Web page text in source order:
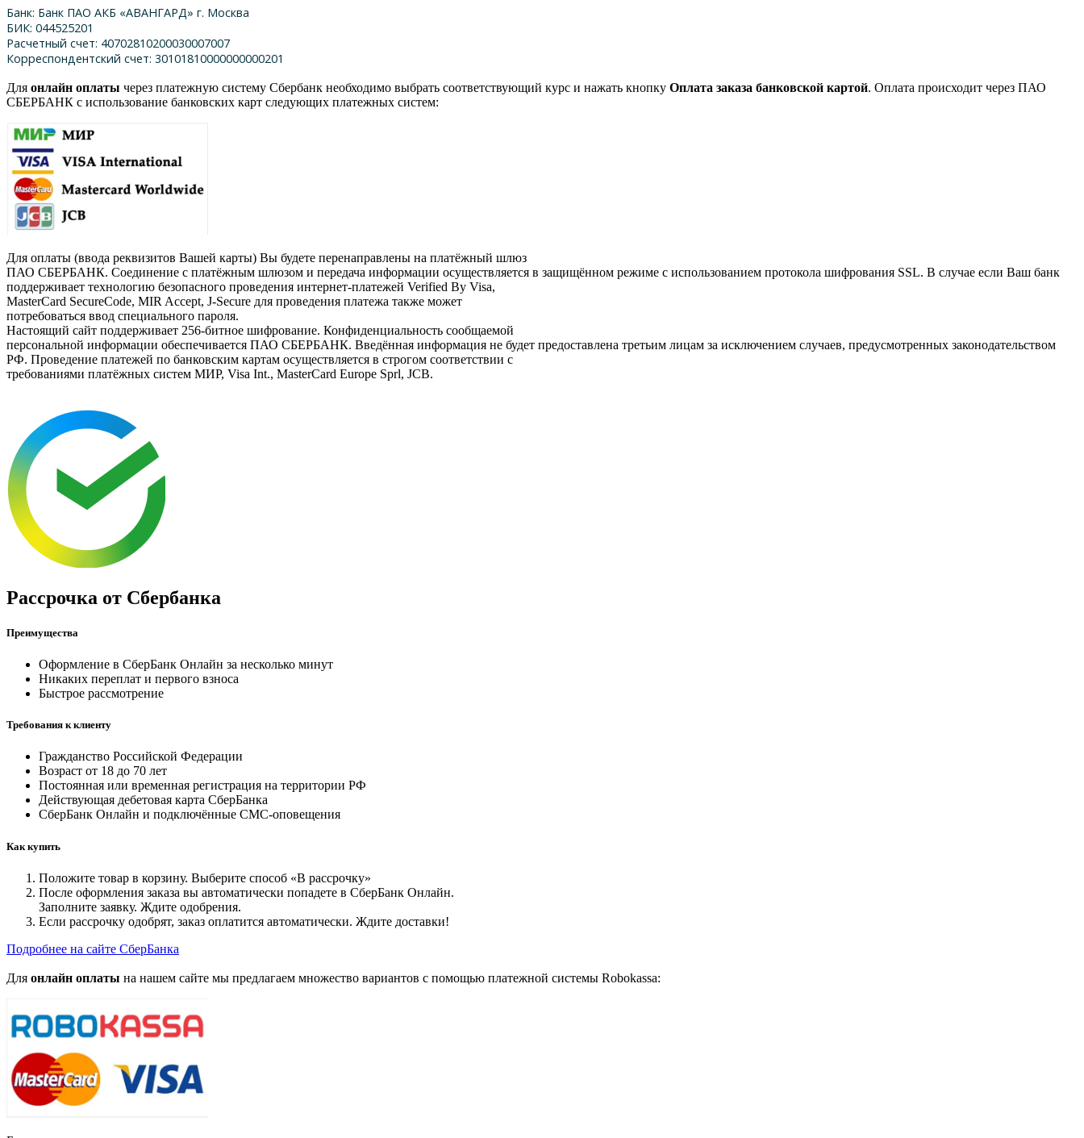
Банк: Банк ПАО АКБ «АВАНГАРД» г. Москва
БИК: 044525201
Расчетный счет: 40702810200030007007
Корреспондентский счет: 30101810000000000201
Для онлайн оплаты через платежную систему Сбербанк необходимо выбрать соответствующий курс и нажать кнопку Оплата заказа банковской картой. Оплата происходит через ПАО
СБЕРБАНК с использование банковских карт следующих платежных систем:
Для оплаты (ввода реквизитов Вашей карты) Вы будете перенаправлены на платёжный шлюз
ПАО СБЕРБАНК. Соединение с платёжным шлюзом и передача информации осуществляется в защищённом режиме с использованием протокола шифрования SSL. В случае если Ваш банк
поддерживает технологию безопасного проведения интернет-платежей Verified By Visa,
MasterCard SecureCode, MIR Accept, J-Secure для проведения платежа также может
потребоваться ввод специального пароля.
Настоящий сайт поддерживает 256-битное шифрование. Конфиденциальность сообщаемой
персональной информации обеспечивается ПАО СБЕРБАНК. Введённая информация не будет предоставлена третьим лицам за исключением случаев, предусмотренных законодательством
РФ. Проведение платежей по банковским картам осуществляется в строгом соответствии с
требованиями платёжных систем МИР, Visa Int., MasterCard Europe Sprl, JCB.
Рассрочка от Cбербанка
Преимущества
Оформление в СберБанк Онлайн за несколько минут
Никаких переплат и первого взноса
Быстрое рассмотрение
Требования к клиенту
Гражданство Российской Федерации
Возраст от 18 до 70 лет
Постоянная или временная регистрация на территории РФ
Действующая дебетовая карта СберБанка
СберБанк Онлайн и подключённые СМС-оповещения
Как купить
Положите товар в корзину. Выберите способ «В рассрочку»
После оформления заказа вы автоматически попадете в СберБанк Онлайн.
Заполните заявку. Ждите одобрения.
Если рассрочку одобрят, заказ оплатится автоматически. Ждите доставки!
Подробнее на сайте СберБанка
Для онлайн оплаты на нашем сайте мы предлагаем множество вариантов с помощью платежной системы Robokassa: